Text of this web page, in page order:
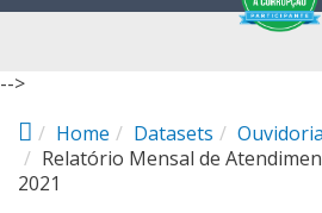
-->
Home
Datasets
Ouvidoria
Relatório Mensal de
2021